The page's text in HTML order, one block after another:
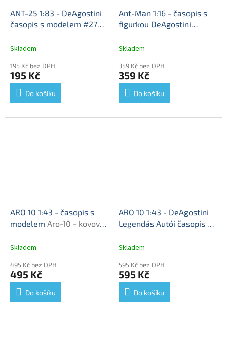
ANT-25 1:83 - DeAgostini
časopis s modelem #27
1933 - kovový model
Skladem
195 Kč bez DPH
195 Kč
Do košíku
Ant-Man 1:16 - časopis s
figurkou DeAgostini
Ant Man 1/16 s časopisem
Skladem
359 Kč bez DPH
359 Kč
Do košíku
ARO 10 1:43 - časopis s
modelem Aro-10 - kovový
Skladem
495 Kč bez DPH
495 Kč
Do košíku
ARO 10 1:43 - DeAgostini
Legendás Autói časopis s
model auta
Skladem
595 Kč bez DPH
595 Kč
Do košíku